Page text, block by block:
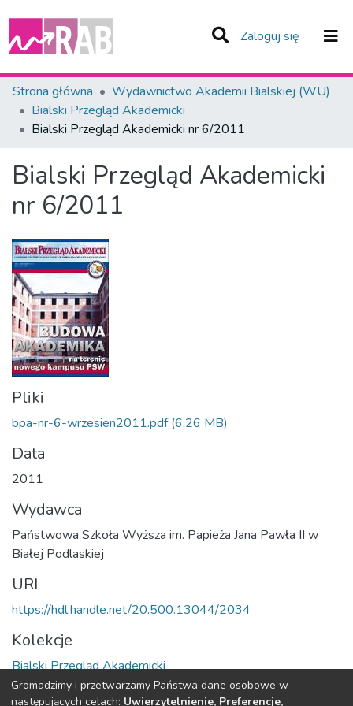
Zaloguj się (current)
Zespoły i Kolekcje
Statystyka
Strona główna
Wydawnictwo Akademii Bialskiej (WU)
Bialski Przegląd Akademicki
Bialski Przegląd Akademicki nr 6/2011
Bialski Przegląd Akademicki
nr 6/2011
Pliki
bpa-nr-6-wrzesien2011.pdf (6.26 MB)
Data
2011
Wydawca
Państwowa Szkoła Wyższa im. Papieża Jana Pawła II w
Białej Podlaskiej
URI
https://hdl.handle.net/20.500.13044/2034
Kolekcje
Bialski Przegląd Akademicki
Cała strona rekordu
Gromadzimy i przetwarzamy Państwa dane osobowe w
następujących celach: Uwierzytelnienie, Preferencje,